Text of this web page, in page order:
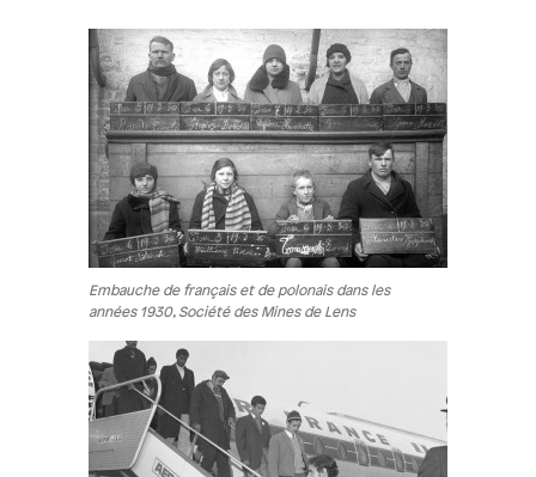
Embauche de français et de polonais dans les
années 1930, Société des Mines de Lens